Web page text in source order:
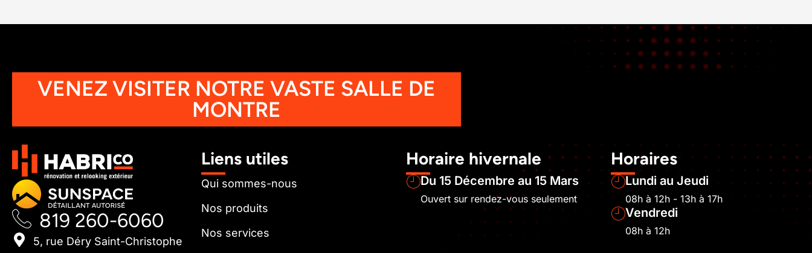
VENEZ VISITER NOTRE VASTE SALLE DE
MONTRE
819 260-6060
5, rue Déry Saint-Christophe
Liens utiles
Qui sommes-nous
Nos produits
Nos services
Horaire hivernale
Du 15 Décembre au 15 Mars
Ouvert sur rendez-vous seulement
Horaires
Lundi au Jeudi
08h à 12h - 13h à 17h
Vendredi
08h à 12h